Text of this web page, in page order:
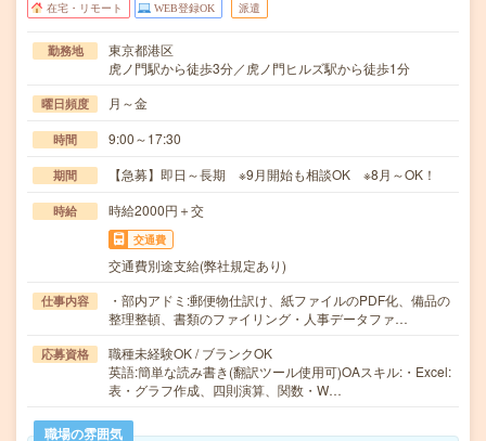
在宅・リモート WEB登録OK 派遣
勤務地
東京都港区
虎ノ門駅から徒歩3分／虎ノ門ヒルズ駅から徒歩1分
曜日頻度 月～金
時間 9:00～17:30
期間 【急募】即日～長期 ※9月開始も相談OK ※8月～OK！
時給 時給2000円＋交
交通費
交通費別途支給(弊社規定あり)
仕事内容
・部内アドミ:郵便物仕訳け、紙ファイルのPDF化、備品の
整理整頓、書類のファイリング・人事データファ…
応募資格
職種未経験OK / ブランクOK
英語:簡単な読み書き(翻訳ツール使用可)OAスキル:・Excel:
表・グラフ作成、四則演算、関数・W…
職場の雰囲気